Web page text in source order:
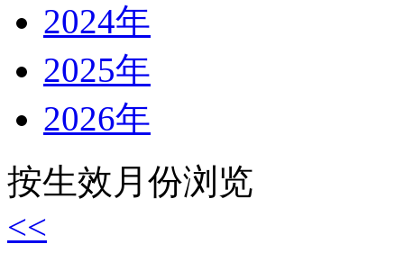
2024年
2025年
2026年
按生效月份浏览
<<